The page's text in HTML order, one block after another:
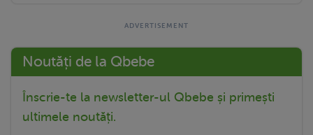
Noutăți de la Qbebe
Înscrie-te la newsletter-ul Qbebe și primești
ultimele noutăți.